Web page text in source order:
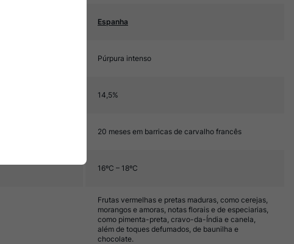
Espanha
Púrpura intenso
14,5%
20 meses em barricas de carvalho francês
16ºC – 18ºC
Frutas vermelhas e pretas maduras, como cerejas,
morangos e amoras, notas florais e de especiarias,
como pimenta-preta, cravo-da-Índia e canela,
além de toques defumados, de baunilha e
chocolate.